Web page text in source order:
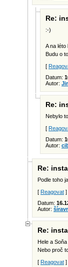
Re:
:-)
A na léto
Budu o
[
Datum:
Autor:
Re:
Nebylo
[
Datum:
Autor:
Re:
Podle toho
[ Reagovat ]
Datum:
Autor:
Re:
Hele a
Nebo proč
[ Reagovat ]